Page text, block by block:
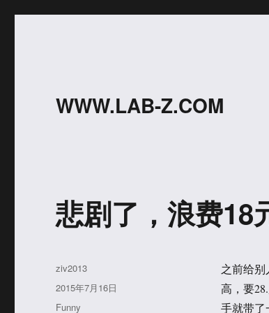
WWW.LAB-Z.COM
悲剧了，浪费18
之前给
高，要
手就带
作
者
ziv2013
发
布
2015年7月16日
分
Funny